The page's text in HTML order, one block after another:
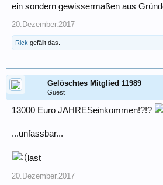
ein sondern gewissermaßen aus
20.Dezember.2017
Rick gefällt das.
Gelöschtes Mitglied 11989
Guest
13000 Euro JAHRESeinkommen!?!?
...unfassbar...
last
20.Dezember.2017